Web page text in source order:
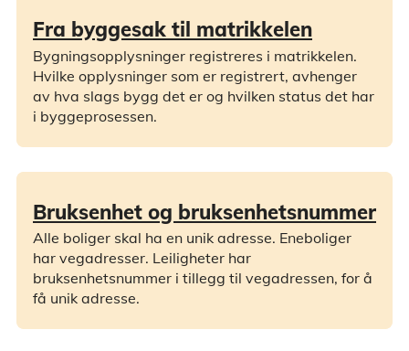
Fra byggesak til matrikkelen
Bygningsopplysninger registreres i matrikkelen.
Hvilke opplysninger som er registrert, avhenger
av hva slags bygg det er og hvilken status det har
i byggeprosessen.
Bruksenhet og bruksenhetsnummer
Alle boliger skal ha en unik adresse. Eneboliger
har vegadresser. Leiligheter har
bruksenhetsnummer i tillegg til vegadressen, for å
få unik adresse.